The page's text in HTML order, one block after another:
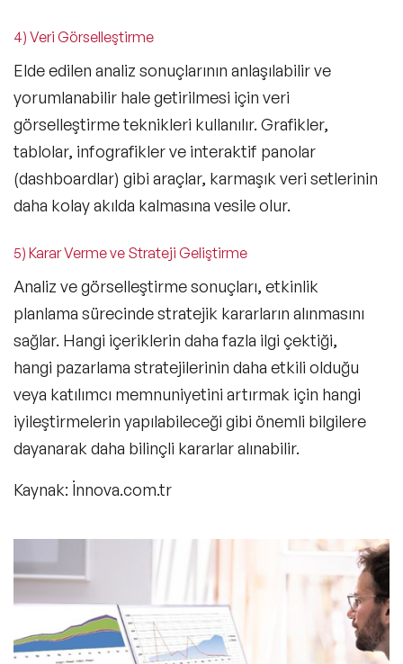
4) Veri Görselleştirme
Elde edilen analiz sonuçlarının anlaşılabilir ve
yorumlanabilir hale getirilmesi için veri
görselleştirme teknikleri kullanılır. Grafikler,
tablolar, infografikler ve interaktif panolar
(dashboardlar) gibi araçlar, karmaşık veri setlerinin
daha kolay akılda kalmasına vesile olur.
5) Karar Verme ve Strateji Geliştirme
Analiz ve görselleştirme sonuçları, etkinlik
planlama sürecinde stratejik kararların alınmasını
sağlar. Hangi içeriklerin daha fazla ilgi çektiği,
hangi pazarlama stratejilerinin daha etkili olduğu
veya katılımcı memnuniyetini artırmak için hangi
iyileştirmelerin yapılabileceği gibi önemli bilgilere
dayanarak daha bilinçli kararlar alınabilir.
Kaynak: İnnova.com.tr